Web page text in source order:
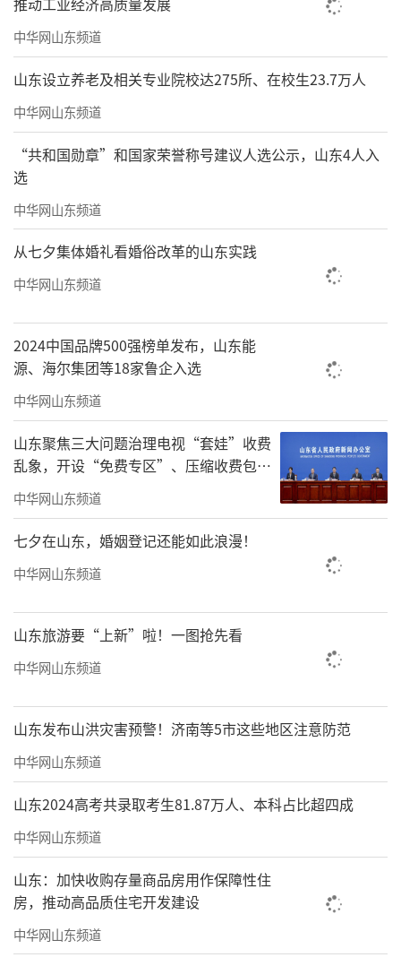
中华网山东频道
山东设立养老及相关专业院校达275所、在校生23.7万人
中华网山东频道
“共和国勋章”和国家荣誉称号建议人选公示，山东4人入
选
中华网山东频道
从七夕集体婚礼看婚俗改革的山东实践
中华网山东频道
2024中国品牌500强榜单发布，山东能
源、海尔集团等18家鲁企入选
中华网山东频道
山东聚焦三大问题治理电视“套娃”收费
乱象，开设“免费专区”、压缩收费包比
例70%以上
中华网山东频道
七夕在山东，婚姻登记还能如此浪漫！
中华网山东频道
山东旅游要“上新”啦！一图抢先看
中华网山东频道
山东发布山洪灾害预警！济南等5市这些地区注意防范
中华网山东频道
山东2024高考共录取考生81.87万人、本科占比超四成
中华网山东频道
山东：加快收购存量商品房用作保障性住
房，推动高品质住宅开发建设
中华网山东频道